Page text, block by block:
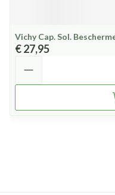
Vichy Cap. Sol.
€ 27,95